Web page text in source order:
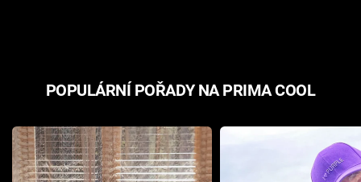
POPULÁRNÍ POŘADY NA PRIMA COOL